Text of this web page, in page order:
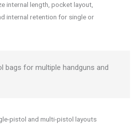
internal length, pocket layout,
internal retention for single or
bags for multiple handguns and
pistol and multi-pistol layouts